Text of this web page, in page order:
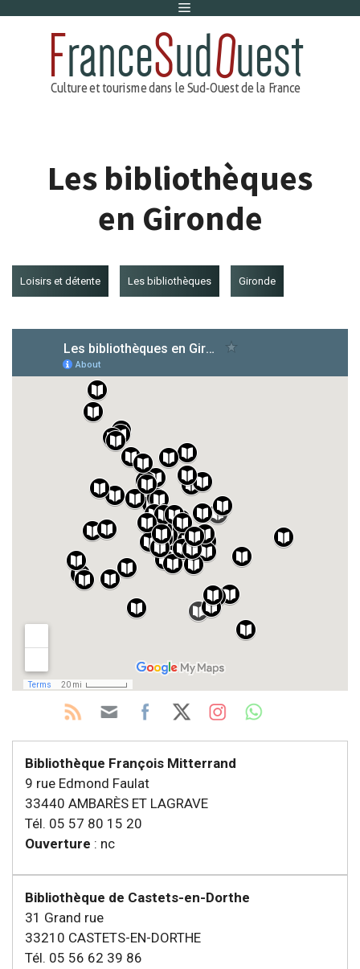
Menu
Les bibliothèques
en Gironde
Loisirs et détente Les bibliothèques Gironde
Bibliothèque François Mitterrand
9 rue Edmond Faulat
33440 AMBARÈS ET LAGRAVE
Tél. 05 57 80 15 20
Ouverture : nc
Bibliothèque de Castets-en-Dorthe
31 Grand rue
33210 CASTETS-EN-DORTHE
Tél. 05 56 62 39 86